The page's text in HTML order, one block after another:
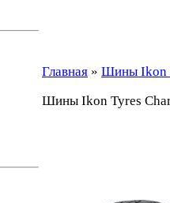
Главная » Шины Ikon
Шины Ikon Tyres